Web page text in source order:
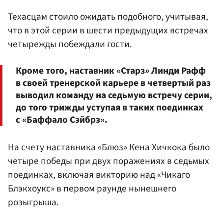
Техасцам стоило ожидать подобного, учитывая,
что в этой серии в шести предыдущих встречах
четырежды побеждали гости.
Кроме того, наставник «Старз» Линди Рафф
в своей тренерской карьере в четвертый раз
выводил команду на седьмую встречу серии,
до того трижды уступая в таких поединках
с «Баффало Сэйбрз».
На счету наставника «Блюз» Кена Хичкока было
четыре победы при двух поражениях в седьмых
поединках, включая викторию над «Чикаго
Блэкхоукс» в первом раунде нынешнего
розыгрыша.